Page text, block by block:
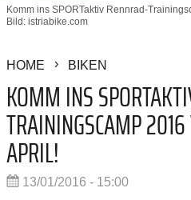
Komm ins SPORTaktiv Rennrad-
Bild: istriabike.com
HOME BIKEN
KOMM INS
TRAININGSCAMP
APRIL!
13/01/2016 - 15:00